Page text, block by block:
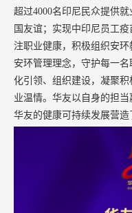
超过4000名印尼民众提供
国友谊；实现中印尼员工
注职业健康，积极组织安
安环管理理念，守护每一
化引领、组织建设，凝聚
业温情。华友以自身的担
华友的健康可持续发展营造